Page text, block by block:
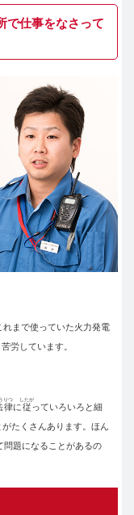
で仕事をなさって
まで使っていた火力発電
労しています。
律
りつ
に従
したが
っていろいろと細
たくさんあります。ほん
問題になることがあるの